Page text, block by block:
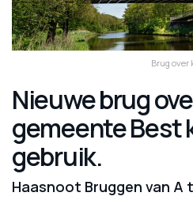
Brug over
Nieuwe brug
gemeente Best
gebruik.
Haasnoot Bruggen van A